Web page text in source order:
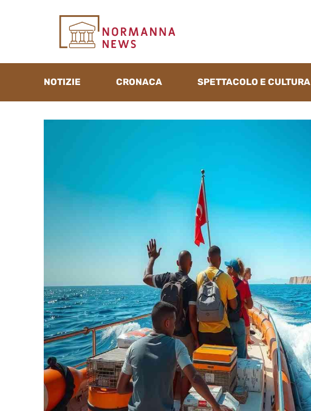
NOTIZIE CRONACA SPETTACOLO E CULTURA